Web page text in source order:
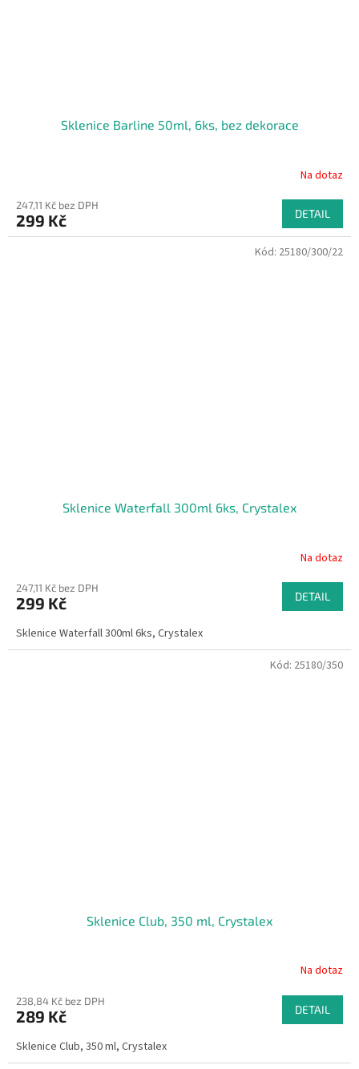
Sklenice Barline 50ml, 6ks, bez dekorace
Na dotaz
247,11 Kč bez DPH
299 Kč DETAIL
Sklenice Waterfall 300ml 6ks, Crystalex
Na dotaz
247,11 Kč bez DPH
299 Kč DETAIL
Sklenice Waterfall 300ml 6ks, Crystalex
Kód: 25180/300/22
Sklenice Club, 350 ml, Crystalex
Na dotaz
238,84 Kč bez DPH
289 Kč DETAIL
Sklenice Club, 350 ml, Crystalex
Kód: 25180/350